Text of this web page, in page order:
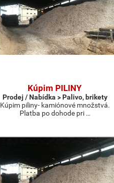
Kúpim PILINY
Prodej / Nabídka > Palivo, brikety
Kúpim piliny- kamiónové množstvá.
Platba po dohode pri …